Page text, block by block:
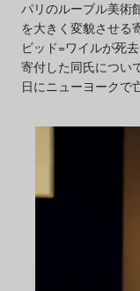
パリのルーブル美術
を大きく変貌させる
ビッド=ワイルが死
寄付した同氏につい
日にニューヨークで